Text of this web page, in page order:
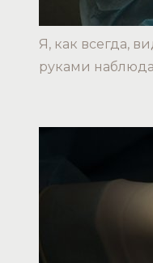
Я, как всегда,
руками